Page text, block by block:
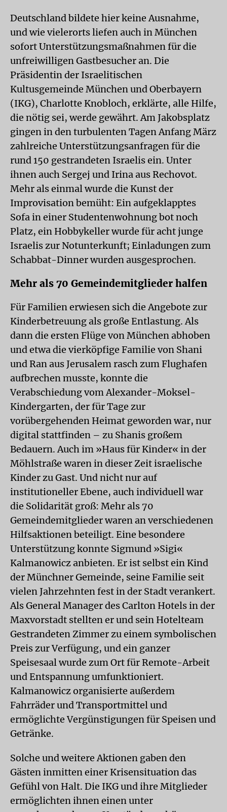
Deutschland bildete hier keine Ausnahme,
und wie vielerorts liefen auch in München
sofort Unterstützungsmaßnahmen für die
unfreiwilligen Gastbesucher an. Die
Präsidentin der Israelitischen
Kultusgemeinde München und Oberbayern
(IKG), Charlotte Knobloch, erklärte, alle Hilfe,
die nötig sei, werde gewährt. Am Jakobsplatz
gingen in den turbulenten Tagen Anfang März
zahlreiche Unterstützungsanfragen für die
rund 150 gestrandeten Israelis ein. Unter
ihnen auch Sergej und Irina aus Rechovot.
Mehr als einmal wurde die Kunst der
Improvisation bemüht: Ein aufgeklapptes
Sofa in einer Studentenwohnung bot noch
Platz, ein Hobbykeller wurde für acht junge
Israelis zur Notunterkunft; Einladungen zum
Schabbat-Dinner wurden ausgesprochen.
Mehr als 70 Gemeindemitglieder halfen
Für Familien erwiesen sich die Angebote zur
Kinderbetreuung als große Entlastung. Als
dann die ersten Flüge von München abhoben
und etwa die vierköpfige Familie von Shani
und Ran aus Jerusalem rasch zum Flughafen
aufbrechen musste, konnte die
Verabschiedung vom Alexander-Moksel-
Kindergarten, der für Tage zur
vorübergehenden Heimat geworden war, nur
digital stattfinden – zu Shanis großem
Bedauern. Auch im »Haus für Kinder« in der
Möhlstraße waren in dieser Zeit israelische
Kinder zu Gast. Und nicht nur auf
institutioneller Ebene, auch individuell war
die Solidarität groß: Mehr als 70
Gemeindemitglieder waren an verschiedenen
Hilfsaktionen beteiligt. Eine besondere
Unterstützung konnte Sigmund »Sigi«
Kalmanowicz anbieten. Er ist selbst ein Kind
der Münchner Gemeinde, seine Familie seit
vielen Jahrzehnten fest in der Stadt verankert.
Als General Manager des Carlton Hotels in der
Maxvorstadt stellten er und sein Hotelteam
Gestrandeten Zimmer zu einem symbolischen
Preis zur Verfügung, und ein ganzer
Speisesaal wurde zum Ort für Remote-Arbeit
und Entspannung umfunktioniert.
Kalmanowicz organisierte außerdem
Fahrräder und Transportmittel und
ermöglichte Vergünstigungen für Speisen und
Getränke.
Solche und weitere Aktionen gaben den
Gästen inmitten einer Krisensituation das
Gefühl von Halt. Die IKG und ihre Mitglieder
ermöglichten ihnen einen unter